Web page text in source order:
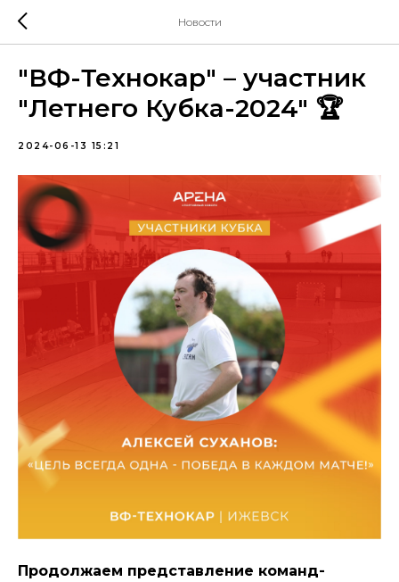
Новости
"ВФ-Технокар" – участник
"Летнего Кубка-2024" 🏆
2024-06-13 15:21
Продолжаем представление команд-